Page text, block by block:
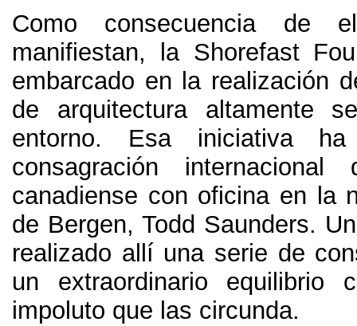
Como consecuencia de
manifiestan,
la Shorefast
embarcado en la realización
de arquitectura altamente
entorno. Esa iniciativa
consagración internacional
canadiense con oficina en la
de Bergen, Todd Saunders.
realizado allí una serie de
un extraordinario equilibrio
impoluto que las circunda.